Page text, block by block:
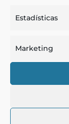
Estadísticas
Marketing